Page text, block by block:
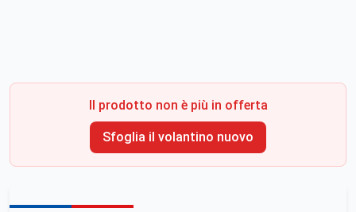
Il prodotto non è più in offerta
Sfoglia il volantino nuovo